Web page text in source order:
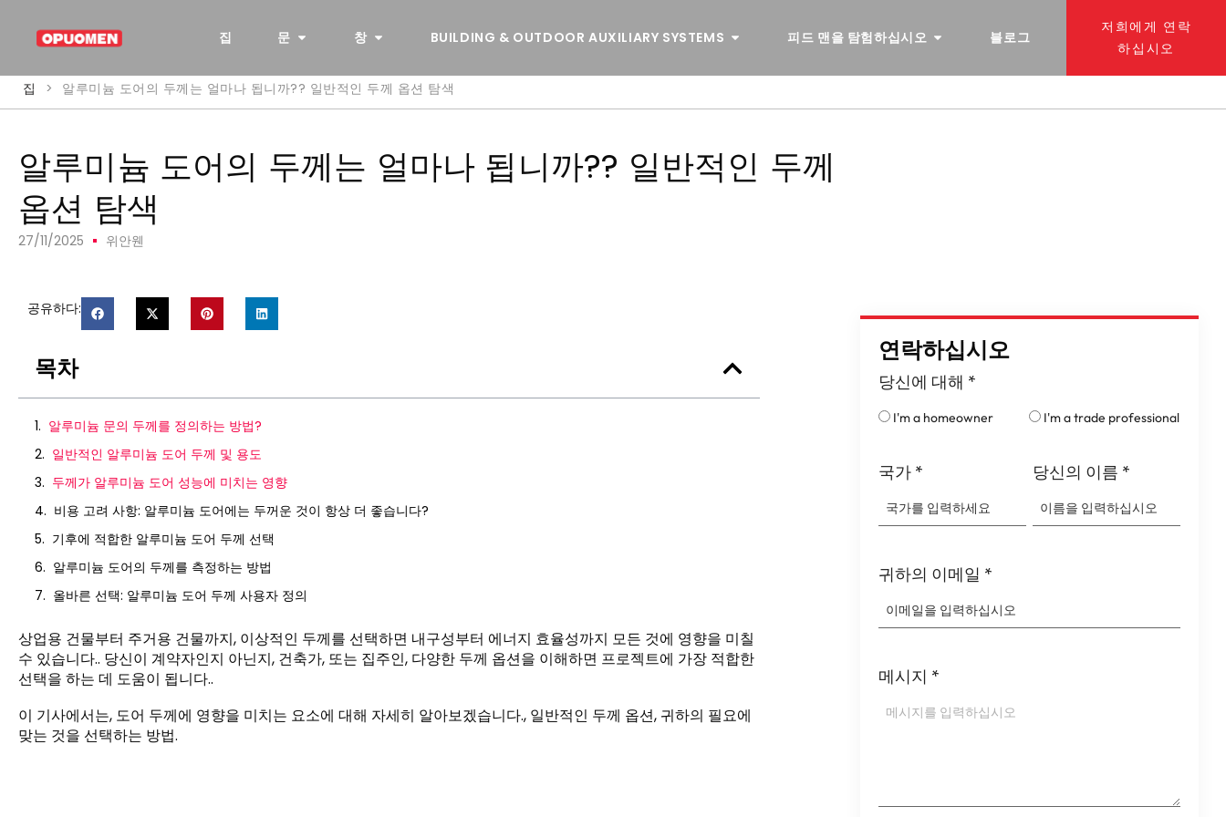
집 문 창 BUILDING & OUTDOOR AUXILIARY SYSTEMS 피드 맨을 탐험하십시오 블로그
저희에게 연락
하십시오
집 > 알루미늄 도어의 두께는 얼마나 됩니까?? 일반적인 두께 옵션 탐색
알루미늄 도어의 두께는 얼마나 됩니까?? 일반적인 두께
옵션 탐색
27/11/2025 위안웬
공유하다:
목차
알루미늄 문의 두께를 정의하는 방법?
일반적인 알루미늄 도어 두께 및 용도
두께가 알루미늄 도어 성능에 미치는 영향
비용 고려 사항: 알루미늄 도어에는 두꺼운 것이 항상 더 좋습니다?
기후에 적합한 알루미늄 도어 두께 선택
알루미늄 도어의 두께를 측정하는 방법
올바른 선택: 알루미늄 도어 두께 사용자 정의
상업용 건물부터 주거용 건물까지, 이상적인 두께를 선택하면 내구성부터 에너지 효율성까지 모든 것에 영향을 미칠
수 있습니다.. 당신이 계약자인지 아닌지, 건축가, 또는 집주인, 다양한 두께 옵션을 이해하면 프로젝트에 가장 적합한
선택을 하는 데 도움이 됩니다..
이 기사에서는, 도어 두께에 영향을 미치는 요소에 대해 자세히 알아보겠습니다., 일반적인 두께 옵션, 귀하의 필요에
맞는 것을 선택하는 방법.
연락하십시오
당신에 대해 *
I'm a homeowner I'm a trade professional
국가 * 당신의 이름 *
귀하의 이메일 *
메시지 *